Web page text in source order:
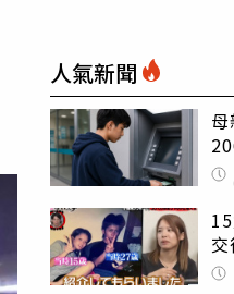
人氣新聞